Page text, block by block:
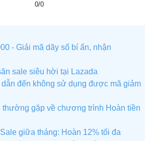
0/0
- Giải mã dãy số bí ẩn, nhận
sale siêu hời tại Lazada
đến không sử dụng được mã giảm
thường gặp về chương trình Hoàn tiền
giữa tháng: Hoàn 12% tối đa